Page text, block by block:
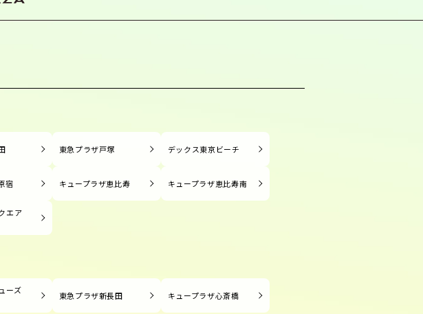
東急プラザ戸塚 デックス東京ビーチ
宿 キュープラザ恵比寿 キュープラザ恵比寿南
エア
ーズ
東急プラザ新長田 キュープラザ心斎橋